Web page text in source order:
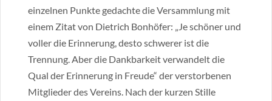
einzelnen Punkte gedachte die Versammlung mit
einem Zitat von Dietrich Bonhöfer: „Je schöner und
voller die Erinnerung, desto schwerer ist die
Trennung. Aber die Dankbarkeit verwandelt die
Qual der Erinnerung in Freude“ der verstorbenen
Mitglieder des Vereins. Nach der kurzen Stille